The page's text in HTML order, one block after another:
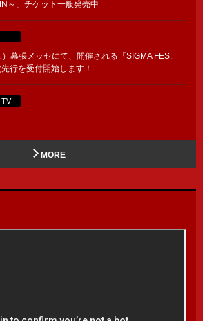
～」チケット一般発売中
幕張メッセにて、開催される「SIGMA FES.
行を受付開始します！
TV
MORE